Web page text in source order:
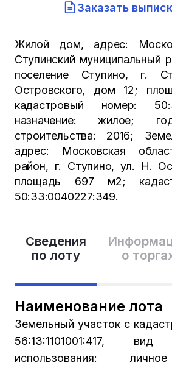
Сведения
по лоту
о
Наименование лота
Земельный участок с
56:13:1101001:417, вид
использования:
Заказать
Жилой дом, адрес:
Ступинский муниципальный
поселение Ступино, г.
Островского, дом 12;
кадастровый номер:
назначение: жилое;
строительства: 2016;
адрес: Московская
район, г. Ступино, ул. Н.
площадь 697 м2;
50:33:0040227:349.